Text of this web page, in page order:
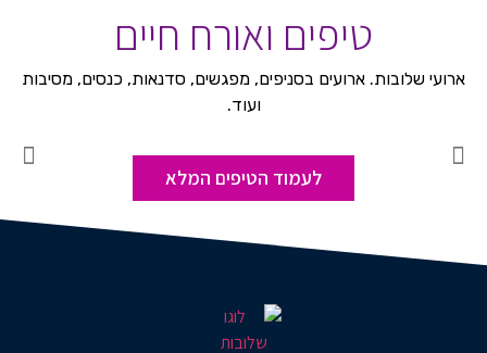
טיפים ואורח חיים
ארועי שלובות. ארועים בסניפים, מפגשים, סדנאות, כנסים, מסיבות
ועוד.
לעמוד הטיפים המלא